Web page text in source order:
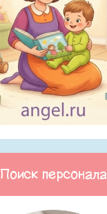
Поиск персонала